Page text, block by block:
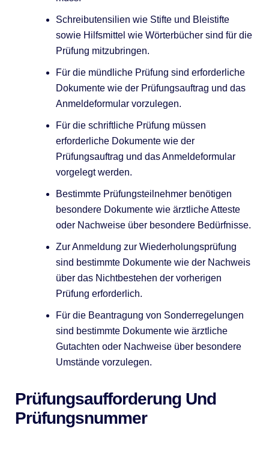
Schreibutensilien wie Stifte und Bleistifte
sowie Hilfsmittel wie Wörterbücher sind für die
Prüfung mitzubringen.
Für die mündliche Prüfung sind erforderliche
Dokumente wie der Prüfungsauftrag und das
Anmeldeformular vorzulegen.
Für die schriftliche Prüfung müssen
erforderliche Dokumente wie der
Prüfungsauftrag und das Anmeldeformular
vorgelegt werden.
Bestimmte Prüfungsteilnehmer benötigen
besondere Dokumente wie ärztliche Atteste
oder Nachweise über besondere Bedürfnisse.
Zur Anmeldung zur Wiederholungsprüfung
sind bestimmte Dokumente wie der Nachweis
über das Nichtbestehen der vorherigen
Prüfung erforderlich.
Für die Beantragung von Sonderregelungen
sind bestimmte Dokumente wie ärztliche
Gutachten oder Nachweise über besondere
Umstände vorzulegen.
Prüfungsaufforderung Und
Prüfungsnummer